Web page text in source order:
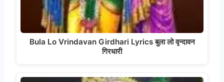
Bula Lo Vrindavan Girdhari Lyrics बुला लो वृन्दावन
गिरधारी